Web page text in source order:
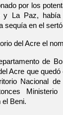
por los
La Paz,
sequía en el
del Acre el
de
Acre que
Nacional
Beni.